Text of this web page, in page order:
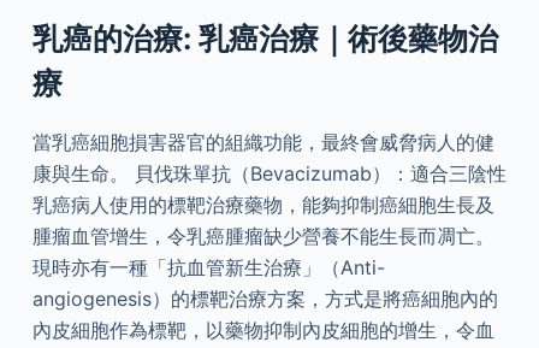
乳癌的治療: 乳癌治療｜術後藥物治
療
當乳癌細胞損害器官的組織功能，最終會威脅病人的健
康與生命。 貝伐珠單抗（Bevacizumab）：適合三陰性
乳癌病人使用的標靶治療藥物，能夠抑制癌細胞生長及
腫瘤血管增生，令乳癌腫瘤缺少營養不能生長而凋亡。
現時亦有一種「抗血管新生治療」（Anti-
angiogenesis）的標靶治療方案，方式是將癌細胞內的
內皮細胞作為標靶，以藥物抑制內皮細胞的增生，令血